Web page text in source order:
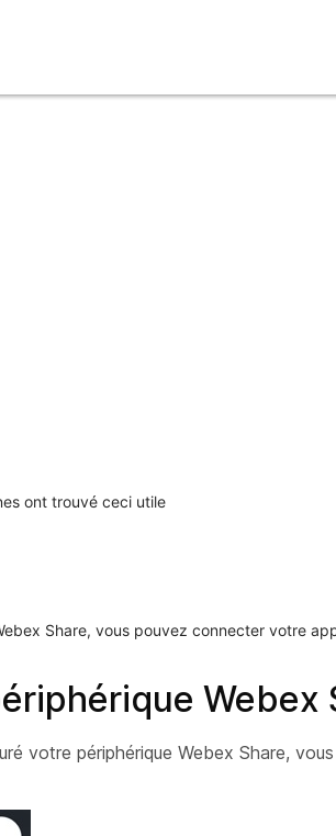
ont trouvé ceci utile
Share, vous pouvez connecter votre
Webex
votre périphérique Webex Share,